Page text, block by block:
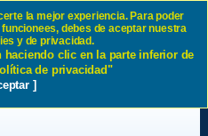
- Córdoba SD
la mejor experiencia. Para poder
debes de aceptar nuestra
y de privacidad.
haciendo clic en la parte inferior de
de privacidad"
]